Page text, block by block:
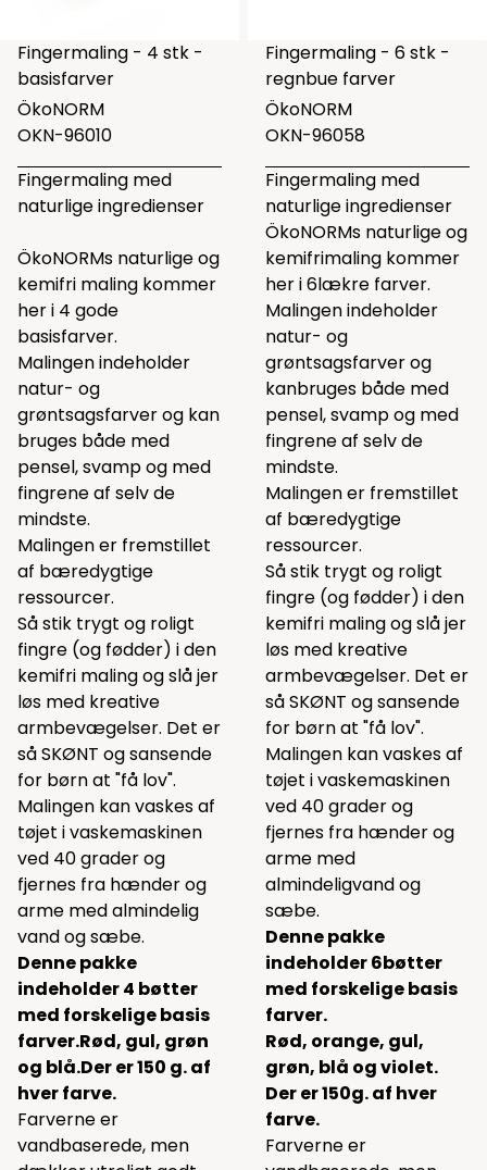
Fingermaling - 4 stk -
basisfarver
ÖkoNORM
OKN-96010
Fingermaling med
naturlige ingredienser
ÖkoNORMs naturlige og
kemifri maling kommer
her i 4 gode
basisfarver.
Malingen indeholder
natur- og
grøntsagsfarver og kan
bruges både med
pensel, svamp og med
fingrene af selv de
mindste.
Malingen er fremstillet
af bæredygtige
ressourcer.
Så stik trygt og roligt
fingre (og fødder) i den
kemifri maling og slå jer
løs med kreative
armbevægelser. Det er
så SKØNT og sansende
for børn at "få lov".
Malingen kan vaskes af
tøjet i vaskemaskinen
ved 40 grader og
fjernes fra hænder og
arme med almindelig
vand og sæbe.
Denne pakke
indeholder 4 bøtter
med forskelige basis
farver.Rød, gul, grøn
og blå.Der er 150 g. af
hver farve.
Farverne er
vandbaserede, men
Fingermaling - 6 stk -
regnbue farver
ÖkoNORM
OKN-96058
Fingermaling med
naturlige ingredienser
ÖkoNORMs naturlige og
kemifrimaling kommer
her i 6lækre farver.
Malingen indeholder
natur- og
grøntsagsfarver og
kanbruges både med
pensel, svamp og med
fingrene af selv de
mindste.
Malingen er fremstillet
af bæredygtige
ressourcer.
Så stik trygt og roligt
fingre (og fødder) i den
kemifri maling og slå jer
løs med kreative
armbevægelser. Det er
så SKØNT og sansende
for børn at "få lov".
Malingen kan vaskes af
tøjet i vaskemaskinen
ved 40 grader og
fjernes fra hænder og
arme med
almindeligvand og
sæbe.
Denne pakke
indeholder 6bøtter
med forskelige basis
farver.
Rød, orange, gul,
grøn, blå og violet.
Der er 150g. af hver
farve.
Farverne er